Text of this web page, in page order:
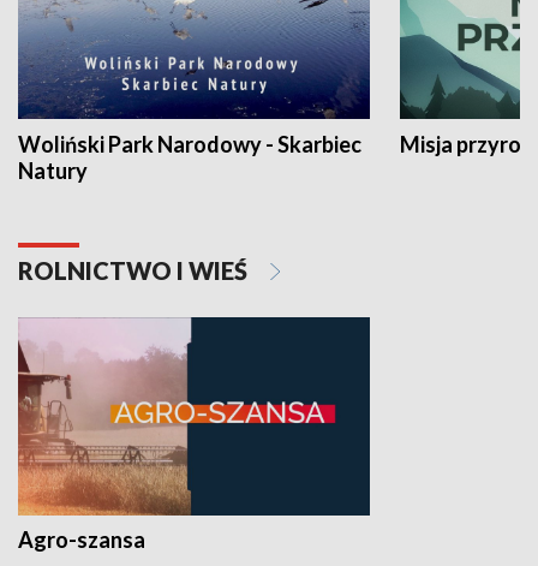
Woliński Park Narodowy - Skarbiec
Natury
Misja
ROLNICTWO I WIEŚ
Agro-szansa